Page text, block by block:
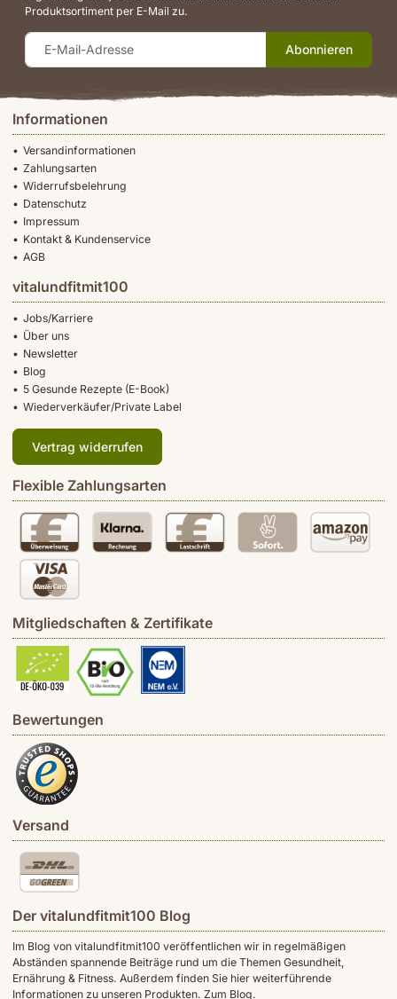
Informationen
Versandinformationen
Zahlungsarten
Widerrufsbelehrung
Datenschutz
Impressum
Kontakt & Kundenservice
AGB
vitalundfitmit100
Jobs/Karriere
Über uns
Newsletter
Blog
5 Gesunde Rezepte (E-Book)
Wiederverkäufer/Private Label
Vertrag widerrufen
Flexible Zahlungsarten
Mitgliedschaften & Zertifikate
Bewertungen
Versand
Der vitalundfitmit100 Blog
Im Blog von vitalundfitmit100 veröffentlichen wir in regelmäßigen
Abständen spannende Beiträge rund um die Themen Gesundheit,
Ernährung & Fitness. Außerdem finden Sie hier weiterführende
Informationen zu unseren Produkten. Zum Blog.
Produktsortiment per E-Mail zu.
Abonnieren